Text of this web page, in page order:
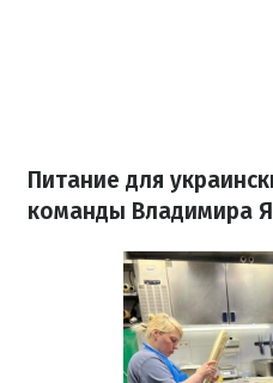
Питание для
команды Владимира